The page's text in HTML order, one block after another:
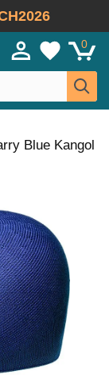
0
Blue Kangol